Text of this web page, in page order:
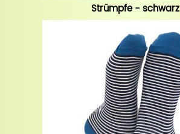
Strümpfe - schwarz